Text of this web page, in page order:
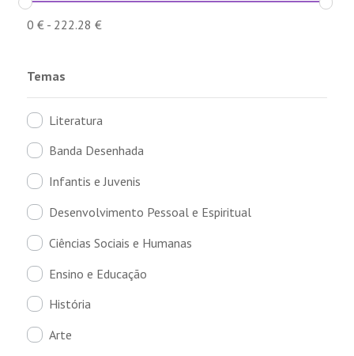
0 €- 222.28 €
Temas
Literatura
Banda Desenhada
Infantis e Juvenis
Desenvolvimento Pessoal e Espiritual
Ciências Sociais e Humanas
Ensino e Educação
História
Arte